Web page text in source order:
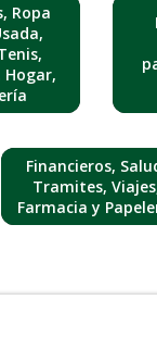
Ropa
Hogar,
Financieros,
Tramites,
Farmacia y